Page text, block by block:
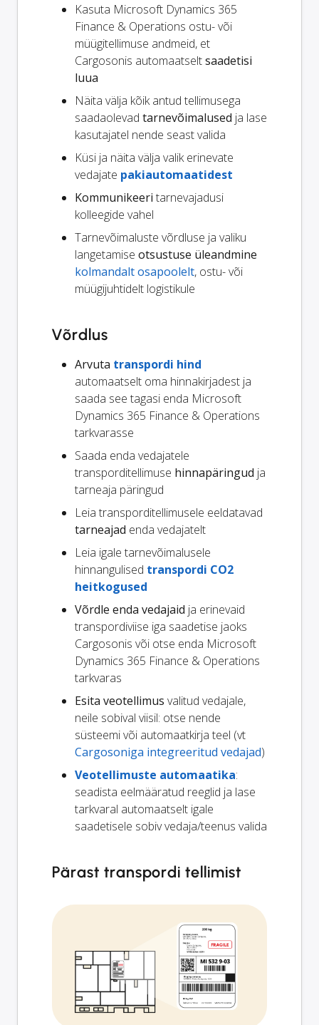
Kasuta Microsoft Dynamics 365
Finance & Operations ostu- või
müügitellimuse andmeid, et
Cargosonis automaatseltsaadetisi
luua
Näita välja kõik antud tellimusega
saadaolevad tarnevõimalused ja lase
kasutajatel nende seast valida
Küsi ja näita välja valik erinevate
vedajate pakiautomaatidest
Kommunikeeri tarnevajadusi
kolleegide vahel
Tarnevõimaluste võrdluse ja valiku
langetamise otsustuse üleandmine
kolmandalt osapoolelt, ostu- või
müügijuhtidelt logistikule
Võrdlus
Arvuta transpordi hind
automaatselt oma hinnakirjadest ja
saada see tagasi enda Microsoft
Dynamics 365 Finance & Operations
tarkvarasse
Saada enda vedajatele
transporditellimuse hinnapäringud ja
tarneaja päringud
Leia transporditellimusele eeldatavad
tarneajad enda vedajatelt
Leia igale tarnevõimalusele
hinnangulised transpordi CO2
heitkogused
Võrdle enda vedajaid ja erinevaid
transpordiviise iga saadetise jaoks
Cargosonis või otse enda Microsoft
Dynamics 365 Finance & Operations
tarkvaras
Esita veotellimus valitud vedajale,
neile sobival viisil: otse nende
süsteemi või automaatkirja teel (vt
Cargosoniga integreeritud vedajad)
Veotellimuste automaatika:
seadista eelmääratud reeglid ja lase
tarkvaral automaatselt igale
saadetisele sobiv vedaja/teenus valida
Pärast transpordi tellimist